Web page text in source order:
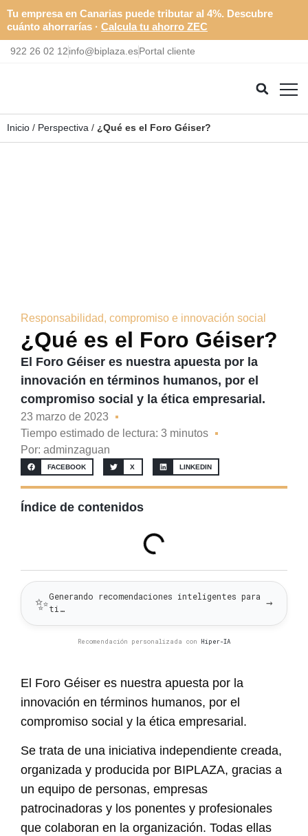
Tu empresa en Canarias puede tributar al 4%. Descubre
cuánto ahorrarías · Calcula tu ahorro ZEC
922 26 02 12info@biplaza.esPortal cliente
Inicio / Perspectiva / ¿Qué es el Foro Géiser?
Responsabilidad, compromiso e innovación social
¿Qué es el Foro Géiser?
El Foro Géiser es nuestra apuesta por la
innovación en términos humanos, por el
compromiso social y la ética empresarial.
23 marzo de 2023
Tiempo estimado de lectura: 3 minutos
Por: adminzaguan
FACEBOOK X LINKEDIN
Índice de contenidos
✨Generando recomendaciones inteligentes para
ti…
→
Recomendación personalizada con Hiper-IA
El Foro Géiser es nuestra apuesta por la
innovación en términos humanos, por el
compromiso social y la ética empresarial.
Se trata de una iniciativa independiente creada,
organizada y producida por BIPLAZA, gracias a
un equipo de personas, empresas
patrocinadoras y los ponentes y profesionales
que colaboran en la organización. Todas ellas